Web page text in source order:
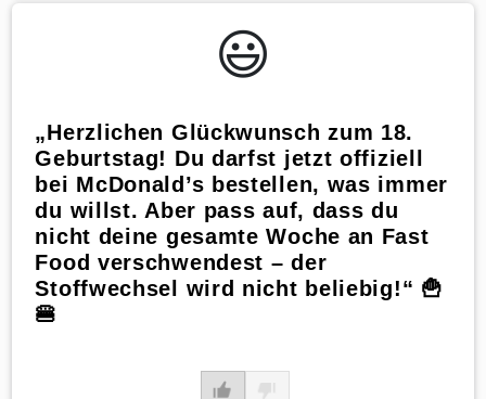
😃️
„Herzlichen Glückwunsch zum 18.
Geburtstag! Du darfst jetzt offiziell
bei McDonald’s bestellen, was immer
du willst. Aber pass auf, dass du
nicht deine gesamte Woche an Fast
Food verschwendest – der
Stoffwechsel wird nicht beliebig!“ 🍟
🍔